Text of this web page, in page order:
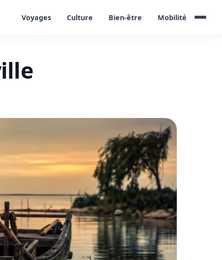
Voyages Culture Bien-être Mobilité